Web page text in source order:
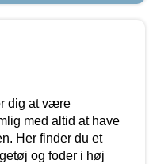
dig at være
med altid at have
Her finder du et
og foder i høj